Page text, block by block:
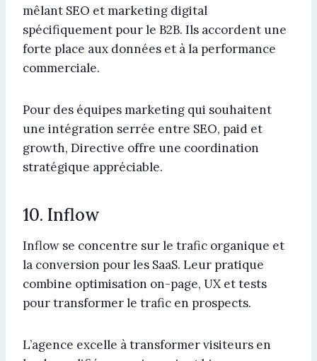
mêlant SEO et marketing digital
spécifiquement pour le B2B. Ils accordent une
forte place aux données et à la performance
commerciale.
Pour des équipes marketing qui souhaitent
une intégration serrée entre SEO, paid et
growth, Directive offre une coordination
stratégique appréciable.
10. Inflow
Inflow se concentre sur le trafic organique et
la conversion pour les SaaS. Leur pratique
combine optimisation on-page, UX et tests
pour transformer le trafic en prospects.
L’agence excelle à transformer visiteurs en